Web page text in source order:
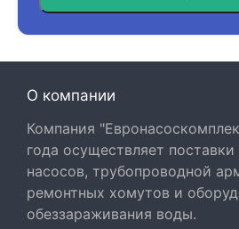
О компании
Компания
года осуществляет
насосов, трубопроводной
ремонтных хомутов и
обеззараживания воды.